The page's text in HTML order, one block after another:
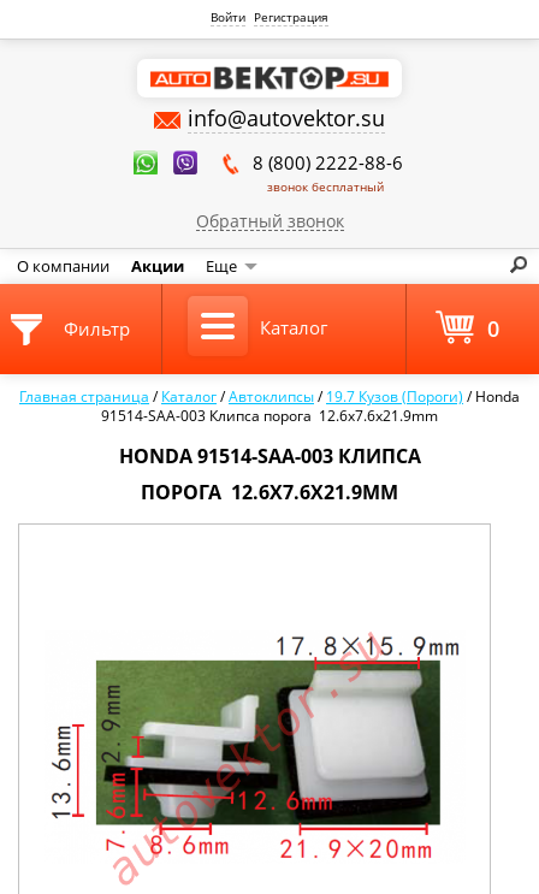
Войти Регистрация
info@autovektor.su
8 (800) 2222-88-6
звонок бесплатный
Обратный звонок
О компании Акции Еще
Главная страница /Каталог/Автоклипсы/19.7 Кузов (Пороги) /Honda
91514-SAA-003 Клипса порога 12.6x7.6x21.9mm
HONDA 91514-SAA-003 КЛИПСА
ПОРОГА 12.6X7.6X21.9MM
Фильтр Каталог 0